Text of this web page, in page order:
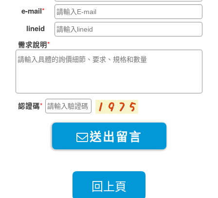
需求說明
認證碼
e-mail
lineid
送出留言
回上頁